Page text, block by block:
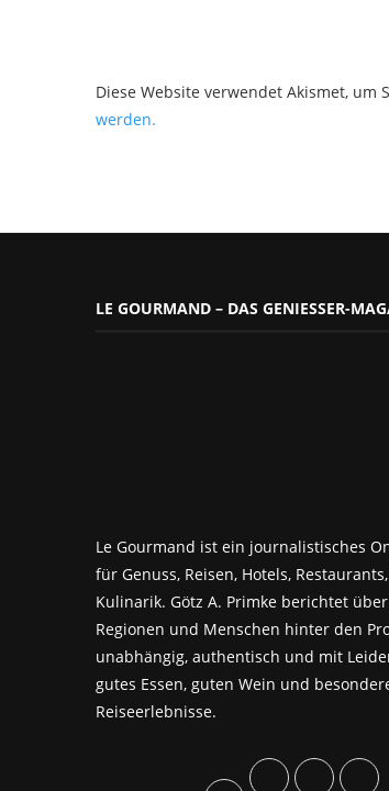
Diese Website verwendet Akismet, um
werden.
LE GOURMAND – DAS GENIESSER-
Le Gourmand ist ein journalistisches
für Genuss, Reisen, Hotels,
Kulinarik. Götz A. Primke berichtet
Regionen und Menschen hinter den
unabhängig, authentisch und mit
gutes Essen, guten Wein und
Reiseerlebnisse.